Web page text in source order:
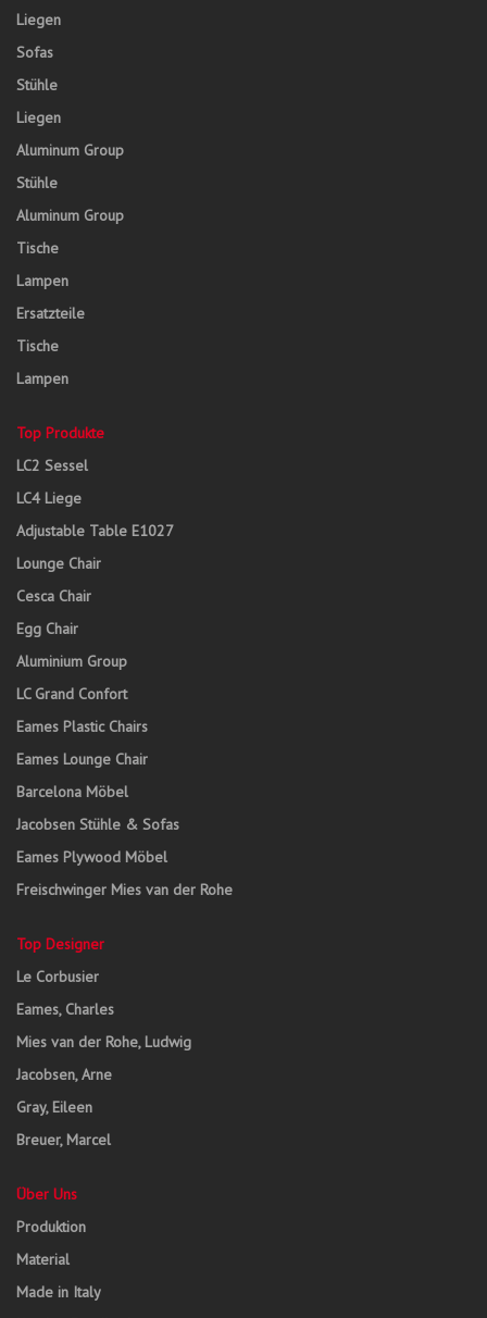
Liegen
Sofas
Stühle
Liegen
Aluminum Group
Stühle
Aluminum Group
Tische
Lampen
Ersatzteile
Tische
Lampen
Top Produkte
LC2 Sessel
LC4 Liege
Adjustable Table E1027
Lounge Chair
Cesca Chair
Egg Chair
Aluminium Group
LC Grand Confort
Eames Plastic Chairs
Eames Lounge Chair
Barcelona Möbel
Jacobsen Stühle & Sofas
Eames Plywood Möbel
Freischwinger Mies van der Rohe
Top Designer
Le Corbusier
Eames, Charles
Mies van der Rohe, Ludwig
Jacobsen, Arne
Gray, Eileen
Breuer, Marcel
Über Uns
Produktion
Material
Made in Italy